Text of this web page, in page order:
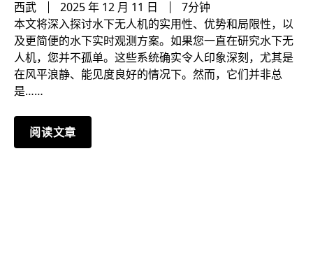
西武 2025 年 12 月 11 日
7分钟
本文将深入探讨水下无人机的实用性、优势和局限性，以
及更简便的水下实时观测方案。如果您一直在研究水下无
人机，您并不孤单。这些系统确实令人印象深刻，尤其是
在风平浪静、能见度良好的情况下。然而，它们并非总
是……
阅读文章